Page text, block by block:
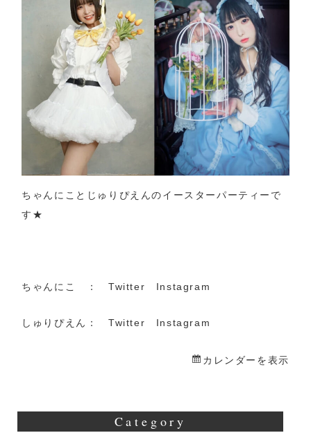
え
ん
テ
ー
ちゃんにことじゅりぴえんのイースターパーティーで
す★
ちゃんにこ ：Twitter Instagram
しゅりぴえん：Twitter Instagram
カレンダーを表示
Category